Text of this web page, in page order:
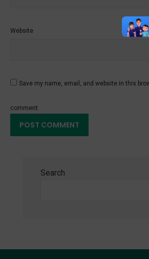
Website
Save my name, email, and website in this
comment.
Search